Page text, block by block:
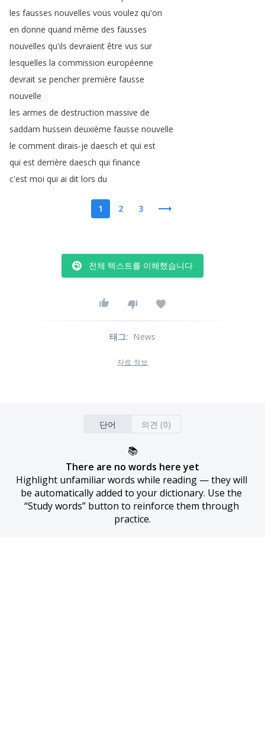
les fausses nouvelles vous voulez qu'on
en donne quand même des fausses
nouvelles qu'ils devraient être vus sur
lesquelles la commission européenne
devrait se pencher première fausse
nouvelle
les armes de destruction massive de
saddam hussein deuxième fausse nouvelle
le comment dirais-je daesch et qui est
qui est derrière daesch qui finance
c'est moi qui ai dit lors du
1 2 3
전체 텍스트를 이해했습니다
태그: News
자료 정보
단어 의견 (0)
📚
There are no words here yet
Highlight unfamiliar words while reading — they will
be automatically added to your dictionary. Use the
“Study words” button to reinforce them through
practice.